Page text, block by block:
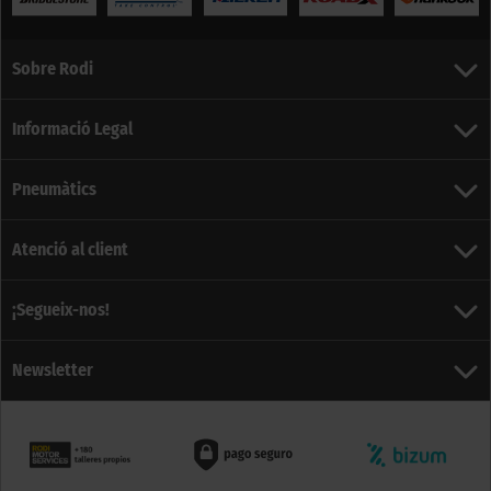
Sobre Rodi
Informació Legal
Pneumàtics
Atenció al client
¡Segueix-nos!
Newsletter